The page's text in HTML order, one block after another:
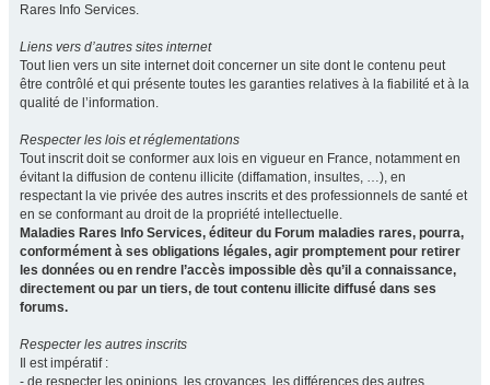
Rares Info Services.
Liens vers d’autres sites internet
Tout lien vers un site internet doit concerner un site dont le contenu peut
être contrôlé et qui présente toutes les garanties relatives à la fiabilité et à la
qualité de l’information.
Respecter les lois et réglementations
Tout inscrit doit se conformer aux lois en vigueur en France, notamment en
évitant la diffusion de contenu illicite (diffamation, insultes, …), en
respectant la vie privée des autres inscrits et des professionnels de santé et
en se conformant au droit de la propriété intellectuelle.
Maladies Rares Info Services, éditeur du Forum maladies rares, pourra,
conformément à ses obligations légales, agir promptement pour retirer
les données ou en rendre l’accès impossible dès qu’il a connaissance,
directement ou par un tiers, de tout contenu illicite diffusé dans ses
forums.
Respecter les autres inscrits
Il est impératif :
- de respecter les opinions, les croyances, les différences des autres